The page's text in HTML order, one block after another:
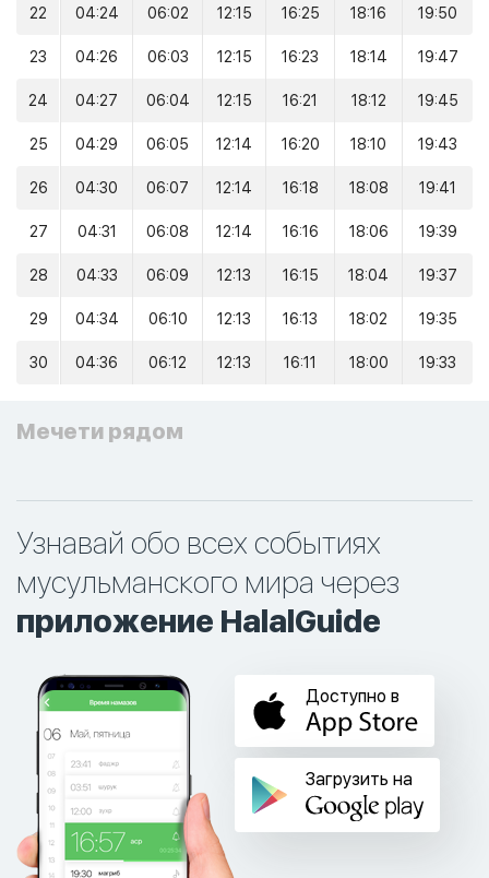
22 04:24 06:02 12:15 16:25 18:16 19:50
23 04:26 06:03 12:15 16:23 18:14 19:47
24 04:27 06:04 12:15 16:21 18:12 19:45
25 04:29 06:05 12:14 16:20 18:10 19:43
26 04:30 06:07 12:14 16:18 18:08 19:41
27 04:31 06:08 12:14 16:16 18:06 19:39
28 04:33 06:09 12:13 16:15 18:04 19:37
29 04:34 06:10 12:13 16:13 18:02 19:35
30 04:36 06:12 12:13 16:11 18:00 19:33
Мечети рядом
Узнавай обо всех событиях
мусульманского мира через
приложение HalalGuide
Доступно в
Загрузить на